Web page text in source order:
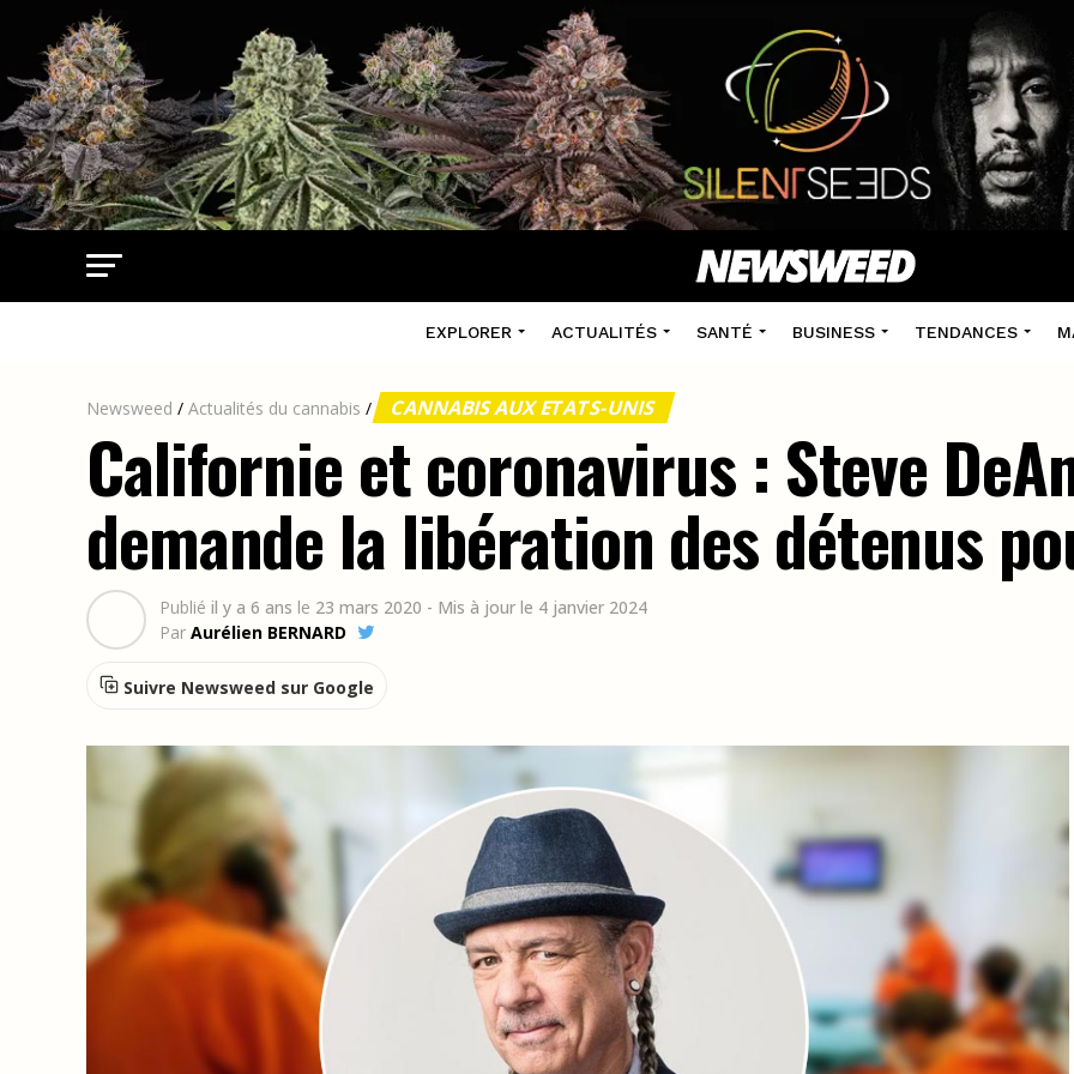
EXPLORER ACTUALITÉS SANTÉ BUSINESS TENDANCES
Newsweed / Actualités du cannabis / CANNABIS AUX ETATS-UNIS
Californie et coronavirus : Steve
demande la libération des détenus
Publié il y a 6 ans le 23 mars 2020 - Mis à jour le 4 janvier 2024
Par Aurélien BERNARD
Suivre Newsweed sur Google